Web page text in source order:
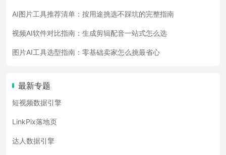
AI图片工具推荐清单：按用途挑选不踩坑的完整指南
视频AI软件对比指南：生成剪辑配音一站式怎么选
图片AI工具选型指南：零基础卖家怎么挑最省心
最新专题
短视频数据引擎
LinkPix落地页
达人数据引擎